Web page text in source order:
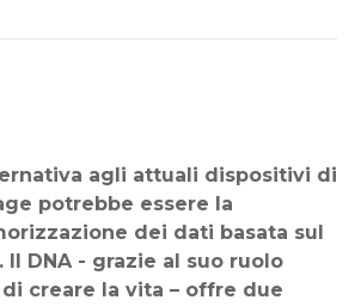
potrebbe essere la
dei dati basata sul
Il DNA - grazie al suo ruolo
creare la vita – offre due